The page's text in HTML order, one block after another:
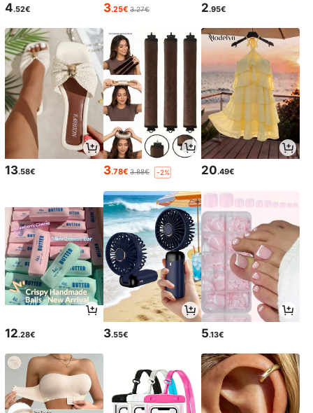
4.52€ 3.25€ 3.27€ 2.95€
13.58€ 3.78€ 3.88€ -2% 20.49€
12.28€ 3.55€ 5.13€